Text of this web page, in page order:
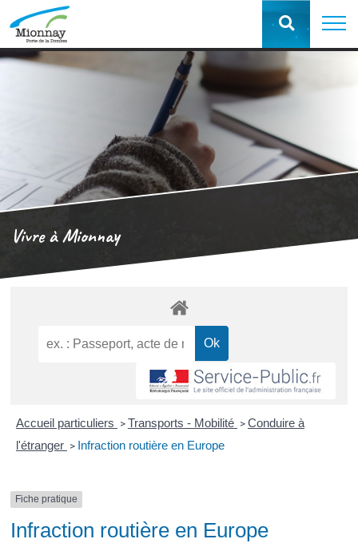
Vivre à Mionnay
Accueil particuliers > Transports - Mobilité > Conduire à
l'étranger > Infraction routière en Europe
Fiche pratique
Infraction routière en Europe